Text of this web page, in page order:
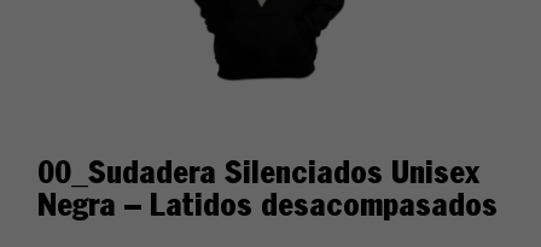
00_Sudadera Silenciados Unisex
Negra – Latidos desacompasados